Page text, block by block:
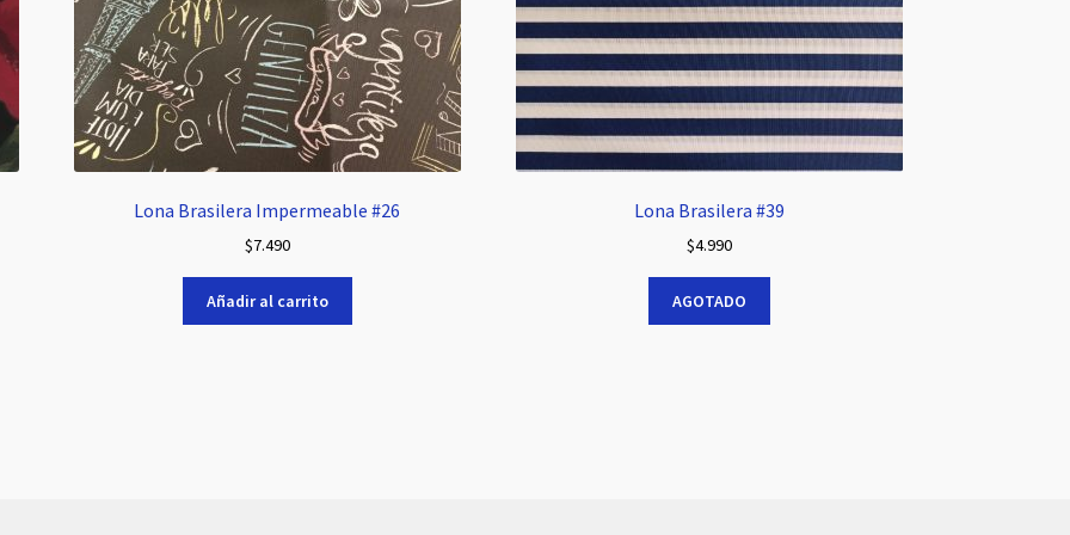
Lona Brasilera Impermeable #26
$7.490
Añadir al carrito
Lona Brasilera #39
$4.990
AGOTADO